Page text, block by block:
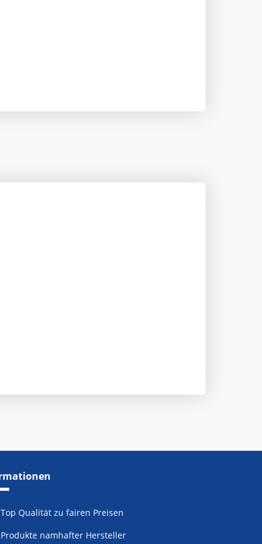
Top Qualität zu fairen Preisen
Produkte namhafter Hersteller